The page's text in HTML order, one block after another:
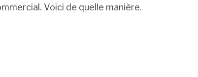
Voici de quelle manière.